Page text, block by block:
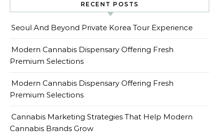
RECENT POSTS
Seoul And Beyond Private Korea Tour Experience
Modern Cannabis Dispensary Offering Fresh
Premium Selections
Modern Cannabis Dispensary Offering Fresh
Premium Selections
Cannabis Marketing Strategies That Help Modern
Cannabis Brands Grow